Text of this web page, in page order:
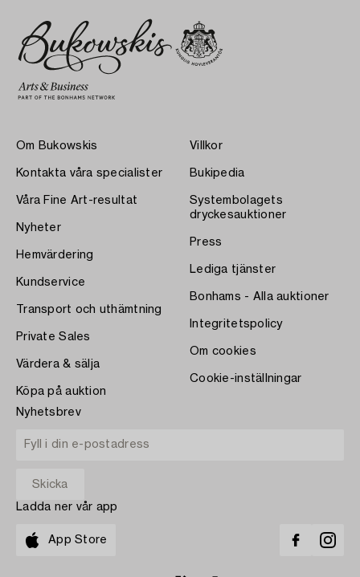
Om Bukowskis
Kontakta våra specialister
Våra Fine Art-resultat
Nyheter
Hemvärdering
Kundservice
Transport och uthämtning
Private Sales
Värdera & sälja
Köpa på auktion
Villkor
Bukipedia
Systembolagets
dryckesauktioner
Press
Lediga tjänster
Bonhams - Alla auktioner
Integritetspolicy
Om cookies
Cookie-inställningar
Nyhetsbrev
Ladda ner vår app
App Store